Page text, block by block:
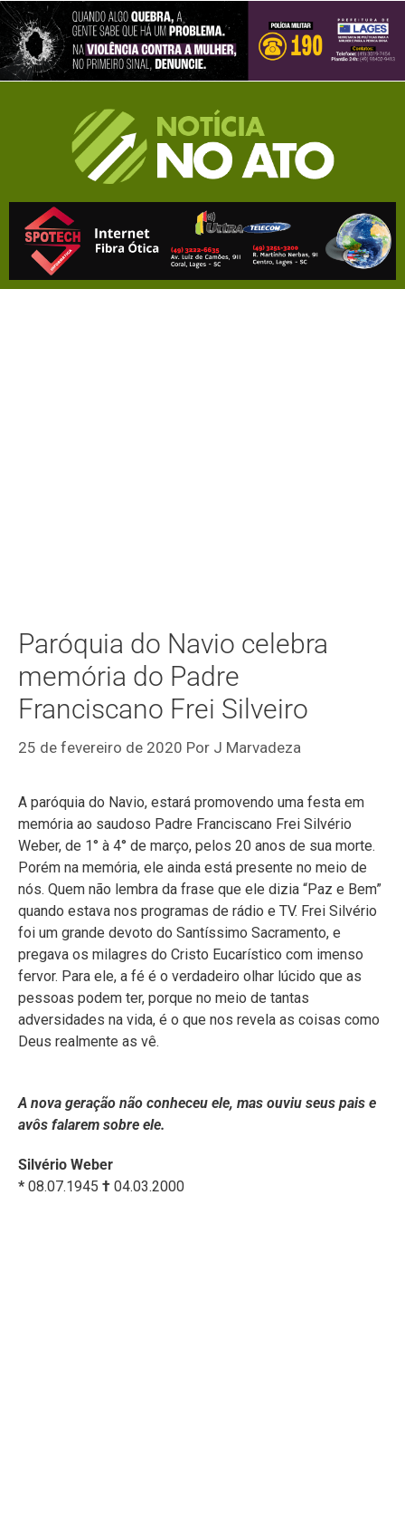
Paróquia do Navio celebra
memória do Padre
Franciscano Frei Silveiro
25 de fevereiro de 2020 Por J Marvadeza
A paróquia do Navio, estará promovendo uma festa em
memória ao saudoso Padre Franciscano Frei Silvério
Weber, de 1° à 4° de março, pelos 20 anos de sua morte.
Porém na memória, ele ainda está presente no meio de
nós. Quem não lembra da frase que ele dizia “Paz e Bem”
quando estava nos programas de rádio e TV. Frei Silvério
foi um grande devoto do Santíssimo Sacramento, e
pregava os milagres do Cristo Eucarístico com imenso
fervor. Para ele, a fé é o verdadeiro olhar lúcido que as
pessoas podem ter, porque no meio de tantas
adversidades na vida, é o que nos revela as coisas como
Deus realmente as vê.
A nova geração não conheceu ele, mas ouviu seus pais e
avôs falarem sobre ele.
Silvério Weber
* 08.07.1945 † 04.03.2000